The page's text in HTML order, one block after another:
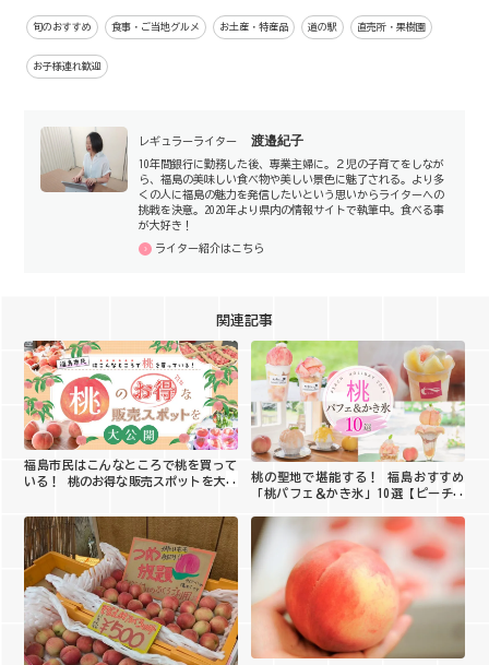
旬のおすすめ 食事・ご当地グルメ お土産・特産品 道の駅 直売所・果樹園
お子様連れ歓迎
レギュラーライター 渡邉紀子
10年間銀行に勤務した後、専業主婦に。２児の子育てをしなが
ら、福島の美味しい食べ物や美しい景色に魅了される。より多
くの人に福島の魅力を発信したいという思いからライターへの
挑戦を決意。2020年より県内の情報サイトで執筆中。食べる事
が大好き！
ライター紹介はこちら
関連記事
福島市民はこんなところで桃を買って
いる！ 桃のお得な販売スポットを大公
桃の聖地で堪能する！ 福島おすすめ
「桃パフェ＆かき氷」10選【ピーチホ